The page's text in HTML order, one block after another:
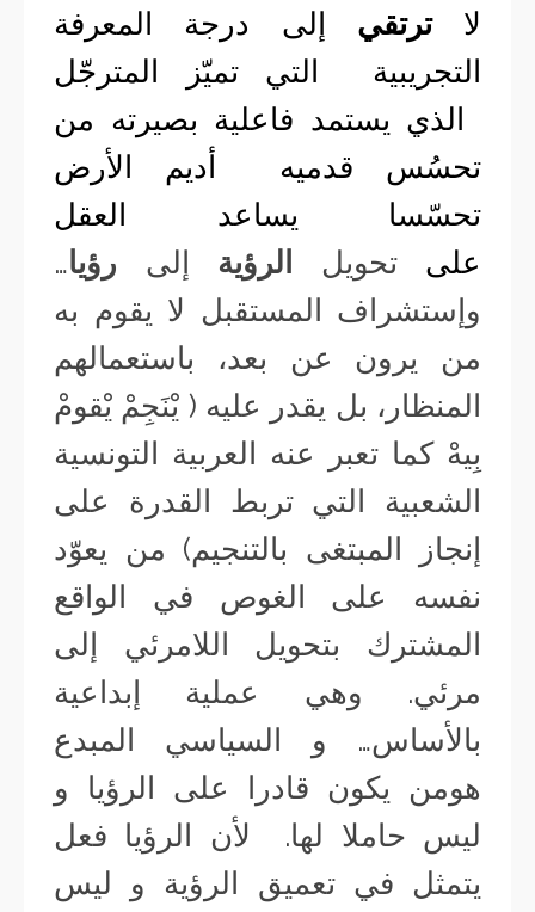
لاترتقي إلى درجة المعرفة
التجريبية التي تميّز المترجّل
الذي يستمد فاعلية بصيرته من
تحسُس قدميه أديم الأرض
تحسّسا يساعد العقل
علىتحويل الرؤية إلى رؤيا…
وإستشراف المستقبل لا يقوم به
من يرون عن بعد، باستعمالهم
المنظار، بل يقدر عليه ( يْنَجِمْ يْقومْ
بِيهْ كما تعبر عنه العربية التونسية
الشعبية التي تربط القدرة على
إنجاز المبتغى بالتنجيم) من يعوّد
نفسه على الغوص في الواقع
المشترك بتحويل اللامرئي إلى
مرئي. وهي عملية إبداعية
بالأساس… و السياسي المبدع
هومن يكون قادرا على الرؤيا و
ليس حاملا لها. لأن الرؤيا فعل
يتمثل في تعميق الرؤية و ليس